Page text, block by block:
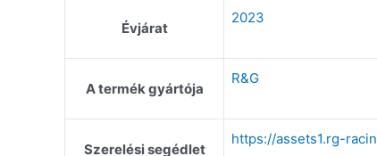
Évjárat
2023
A termék gyártója
R&G
Szerelési segédlet
https://assets1.rg-